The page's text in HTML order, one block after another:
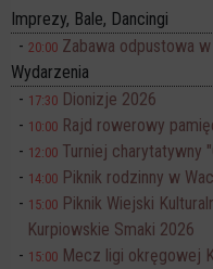
Imprezy, Bale, Dancingi
20:00 Zabawa odpustowa
Wydarzenia
17:30 Dionizje 2026
10:00 Rajd rowerowy
12:00 Turniej charytatywny
14:00 Piknik rodzinny w
15:00 Piknik Wiejski
Kurpiowskie Smaki 2026
15:00 Mecz ligi okręgowej